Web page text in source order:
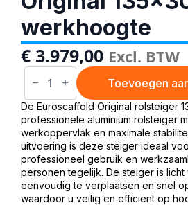
werkhoogte
€ 3.979,00 Excl. BTW
Rolsteiger
Euroscaffold
135x305
10,2m
werkhoogte
aantal
Toevoegen
De Euroscaffold Original rolsteiger
professionele aluminium rolsteiger
werkoppervlak en maximale
uitvoering is deze steiger ideaal
professioneel gebruik en
personen tegelijk. De steiger is licht
eenvoudig te verplaatsen en snel
waardoor u veilig en efficiënt op